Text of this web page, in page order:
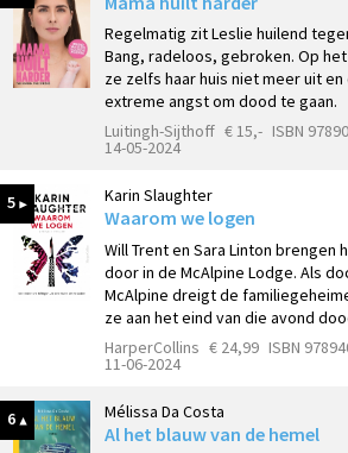
Regelmatig zit Leslie huilend
Bang, radeloos, gebroken. Op
ze zelfs haar huis niet meer uit
extreme angst om dood te gaan.
Luitingh-Sijthoff € 15,- ISBN
14-05-2024
5 Karin Slaughter
Waarom we logen
Will Trent en Sara Linton brengen
door in de McAlpine Lodge. Als
McAlpine dreigt de
ze aan het eind van die avond
HarperCollins € 24,99 ISBN
11-06-2024
6 Mélissa Da Costa
Al het blauw van de hemel